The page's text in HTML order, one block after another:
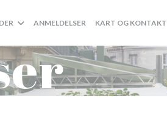
ANMELDELSER KART OG KONTAKT